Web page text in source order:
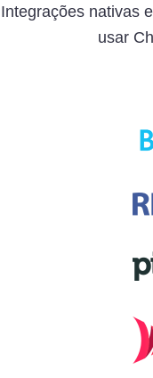
Integrações nativas
usar